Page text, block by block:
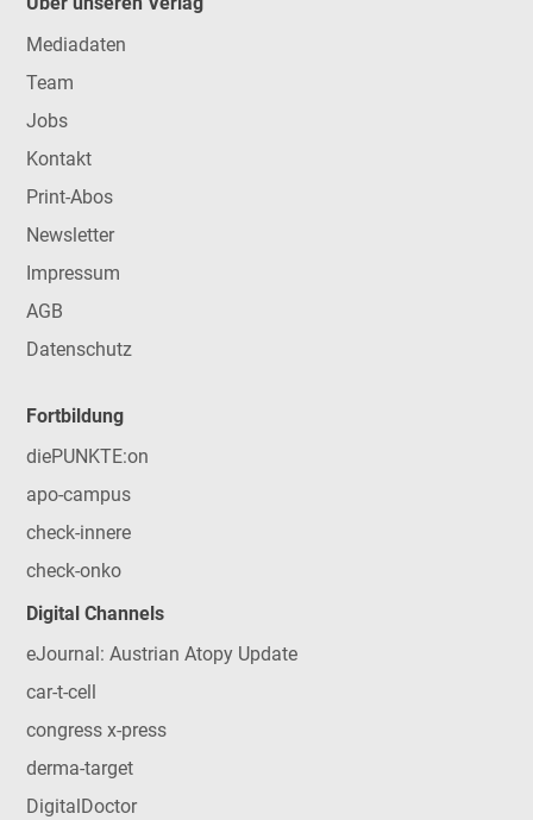
Mediadaten
Team
Jobs
Kontakt
Print-Abos
Newsletter
Impressum
AGB
Datenschutz
Fortbildung
diePUNKTE:on
apo-campus
check-innere
check-onko
Digital Channels
eJournal: Austrian Atopy Update
car-t-cell
congress x-press
derma-target
DigitalDoctor